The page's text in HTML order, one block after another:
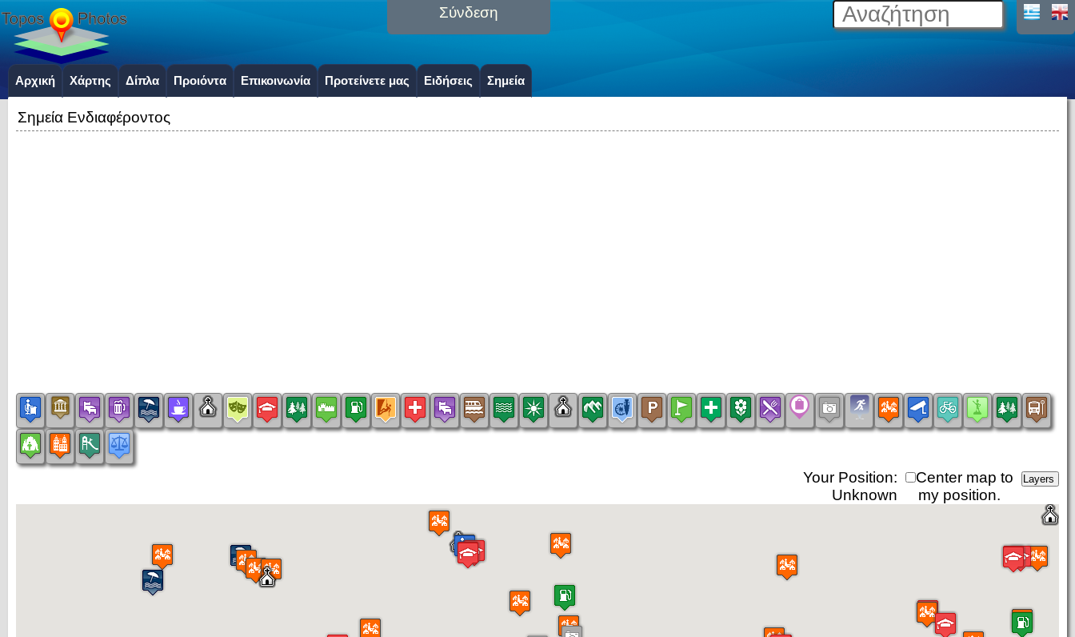
Σύνδεση
Αρχική Χάρτης Δίπλα Προιόντα Επικοινωνία Προτείνετε μας Ειδήσεις Σημεία
Σημεία Ενδιαφέροντος
Center map to
my position.
Your Position:
Unknown